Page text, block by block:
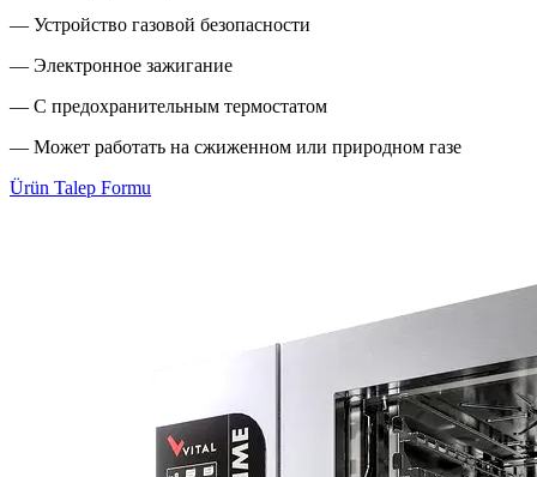
— Устройство газовой безопасности
— Электронное зажигание
— С предохранительным термостатом
— Может работать на сжиженном или природном газе
Ürün Talep Formu